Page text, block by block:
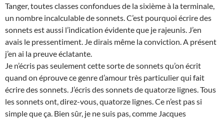
Tanger, toutes classes confondues de la sixième à la terminale,
un nombre incalculable de sonnets. C’est pourquoi écrire des
sonnets est aussi l’indication évidente que je rajeunis. J’en
avais le pressentiment. Je dirais même la conviction. A présent
j’en ai la preuve éclatante.
Je n’écris pas seulement cette sorte de sonnets qu’on écrit
quand on éprouve ce genre d’amour très particulier qui fait
écrire des sonnets. J’écris des sonnets de quatorze lignes. Tous
les sonnets ont, direz-vous, quatorze lignes. Ce n’est pas si
simple que ça. Bien sûr, je ne suis pas, comme Jacques